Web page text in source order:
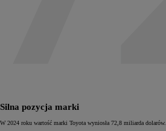
Silna pozycja marki
W 2024 roku wartość marki Toyota wyniosła 72,8 miliarda dolarów.